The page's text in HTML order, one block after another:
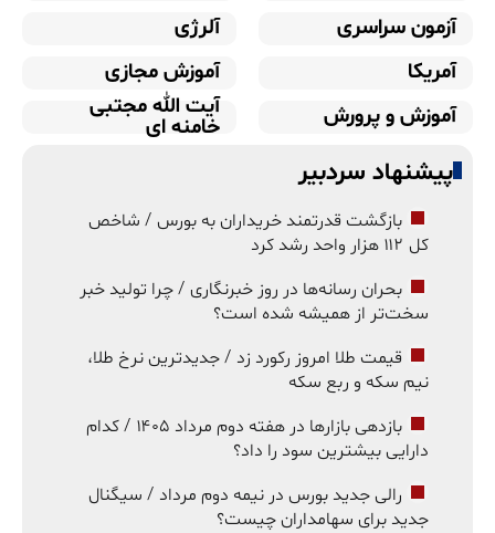
آزمون سراسری
آلرژی
آمریکا
آموزش مجازی
آموزش و پرورش
آیت الله مجتبی
خامنه ای
پیشنهاد سردبیر
بازگشت قدرتمند خریداران به بورس / شاخص
کل ۱۱۲ هزار واحد رشد کرد
بحران رسانه‌ها در روز خبرنگاری / چرا تولید خبر
سخت‌تر از همیشه شده است؟
قیمت طلا امروز رکورد زد / جدیدترین نرخ طلا،
نیم سکه و ربع سکه
بازدهی بازارها در هفته دوم مرداد ۱۴۰۵ / کدام
دارایی بیشترین سود را داد؟
رالی جدید بورس در نیمه دوم مرداد / سیگنال
جدید برای سهامداران چیست؟